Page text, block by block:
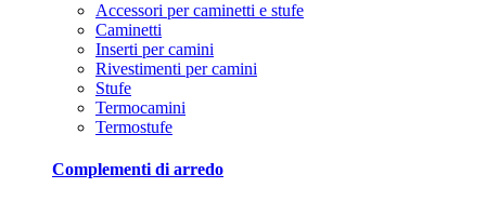
Accessori per caminetti e stufe
Caminetti
Inserti per camini
Rivestimenti per camini
Stufe
Termocamini
Termostufe
Complementi di arredo